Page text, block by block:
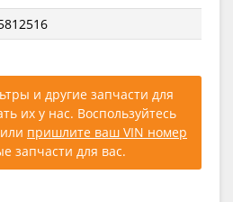
и другие запчасти для
их у нас. Воспользуйтесь
или пришлите ваш VIN номер
запчасти для вас.